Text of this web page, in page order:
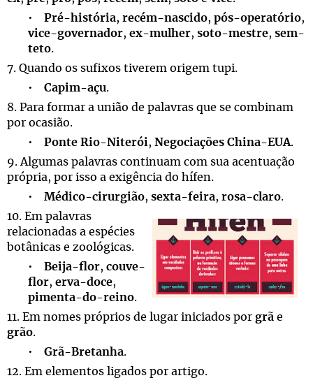
• Pré-história, recém-nascido, pós-operatório,
vice-governador, ex-mulher, soto-mestre, sem-
teto.
7. Quando os sufixos tiverem origem tupi.
• Capim-açu.
8. Para formar a união de palavras que se combinam
por ocasião.
•
Ponte Rio-Niterói, Negociações China-EUA.
9. Algumas palavras continuam com sua acentuação
própria, por isso a exigência do hífen.
• Médico-cirurgião, sexta-feira, rosa-claro.
10. Em palavras
relacionadas a espécies
botânicas e zoológicas.
• Beija-flor, couve-
flor, erva-doce,
pimenta-do-reino.
11. Em nomes próprios de lugar iniciados por grã e
grão.
• Grã-Bretanha.
12. Em elementos ligados por artigo.